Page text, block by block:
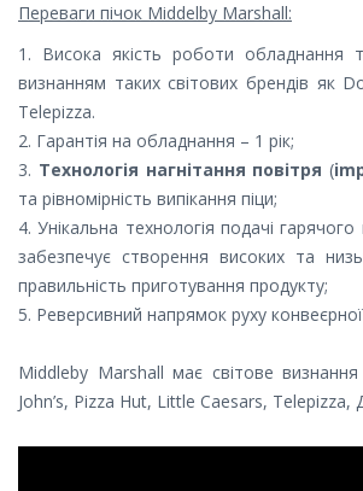
Переваги пічок Middelby Marshall:
1. Висока якість роботи обладнання
визнанням таких світових брендів як
Telepizza.
2. Гарантія на обладнання – 1 рік;
3. Технологія нагнітання повітря (
та рівномірність випікання піци;
4. Унікальна технологія подачі
забезпечує створення високих та
правильність приготування продукту;
5. Реверсивний напрямок руху конвеєрної
Middleby Marshall має світове
John’s, Pizza Hut, Little Caesars,